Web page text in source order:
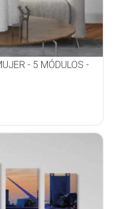
- 5 MÓDULOS -